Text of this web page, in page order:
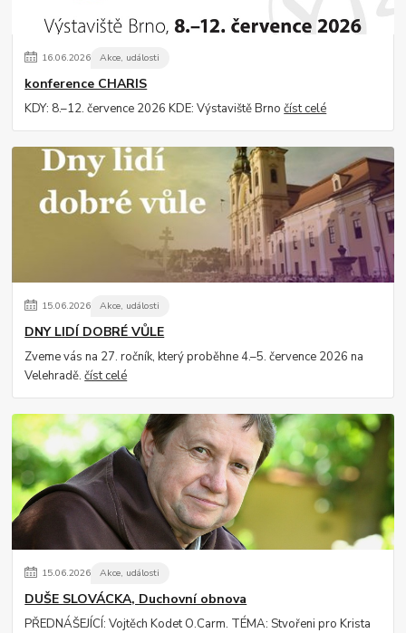
16.06.2026 Akce, události
konference CHARIS
KDY: 8.–12. července 2026 KDE: Výstaviště Brnočíst celé
15.06.2026 Akce, události
DNY LIDÍ DOBRÉ VŮLE
Zveme vás na 27. ročník, který proběhne 4.–5. července 2026 na
Velehradě.číst celé
15.06.2026 Akce, události
DUŠE SLOVÁCKA, Duchovní obnova
PŘEDNÁŠEJÍCÍ: Vojtěch Kodet O.Carm. TÉMA: Stvořeni pro Krista